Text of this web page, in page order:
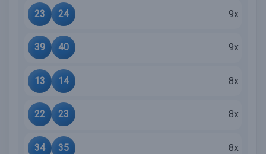
23 24 9x
39 40 9x
13 14 8x
22 23 8x
34 35 8x